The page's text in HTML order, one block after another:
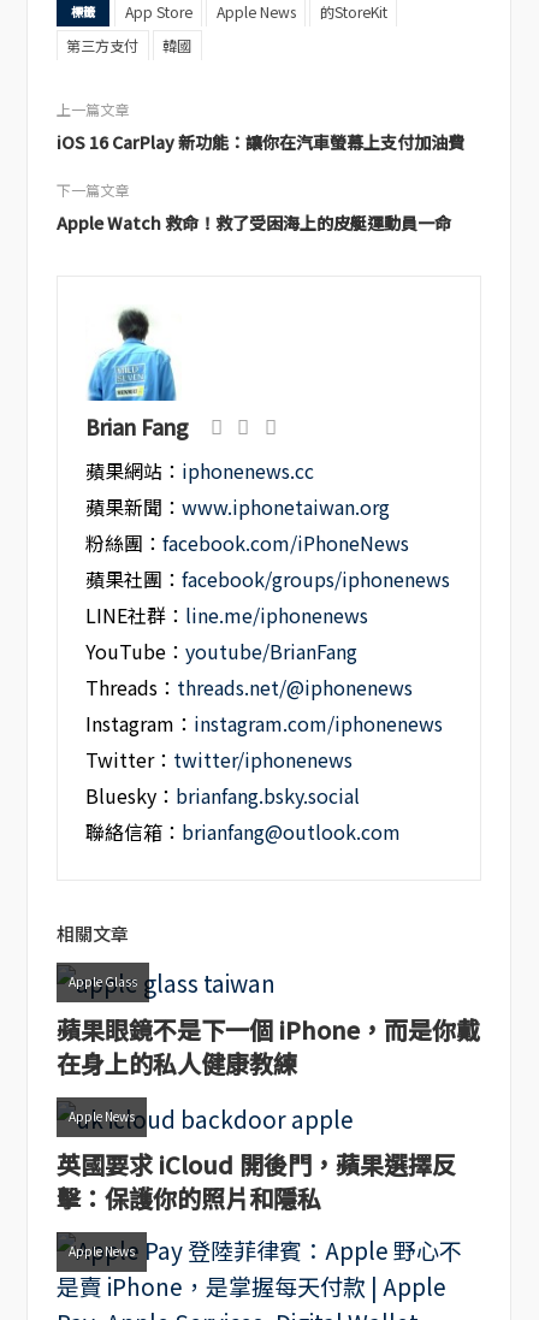
標籤 App Store Apple News
的StoreKit
第三方支付
韓國
上一篇文章
iOS 16 CarPlay 新功能：讓你在汽車螢幕上支付加油費
下一篇文章
Apple Watch 救命！救了受困海上的皮艇運動員一命
Brian Fang
蘋果網站： iphonenews.cc
蘋果新聞：www.iphonetaiwan.org
粉絲團：facebook.com/iPhoneNews
蘋果社團：facebook/groups/iphonenews
LINE社群： line.me/iphonenews
YouTube：youtube/BrianFang
Threads： threads.net/@iphonenews
Instagram： instagram.com/iphonenews
Twitter： twitter/iphonenews
Bluesky： brianfang.bsky.social
聯絡信箱： brianfang@outlook.com
相關文章
Apple Glass
蘋果眼鏡不是下一個 iPhone，而是你戴
在身上的私人健康教練
Apple News
英國要求 iCloud 開後門，蘋果選擇反
擊：保護你的照片和隱私
Apple News